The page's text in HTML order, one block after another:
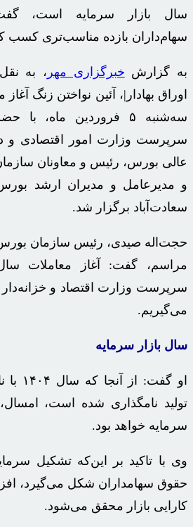
سال بازار سرمایه است،
سهام‌داران بازده مناسب‌تری کسب
به گزارش خبرگزاری مهر ، به
اوراق بهادار|، آئین نواختن زنگ
سه‌شنبه ۵ فروردین ماه،
سرپرست وزارت امور اقتصادی و
عالی بورس، رئیس و معاونان
و مدیرعامل و مدیران ارشد
سعادت‌آباد برگزار شد.
حجت‌اله صیدی، رئیس سازمان بورس
سرپرست وزارت اقتصاد و
می‌گیریم.
سال بازار سرمایه
او
تولید نامگذاری شده است،
سرمایه خواهد بود.
وی با تاکید بر این‌که تشکیل
حقوق سهامداران شکل می‌گیرد،
کارایی بازار محقق می‌شود.